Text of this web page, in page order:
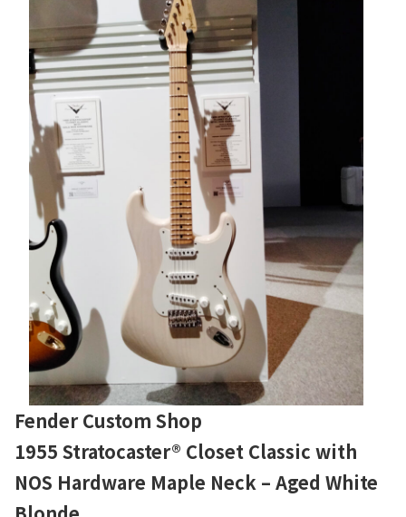
Fender Custom Shop
1955 Stratocaster® Closet Classic with
NOS Hardware Maple Neck – Aged White